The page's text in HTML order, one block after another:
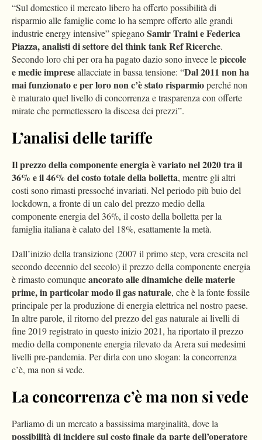
“Sul domestico il mercato libero ha offerto possibilità di
risparmio alle famiglie come lo ha sempre offerto alle grandi
industrie energy intensive” spieganoSamir Traini e Federica
Piazza, analisti di settore del think tank Ref Ricerche.
Secondo loro chi per ora ha pagato dazio sono invece lepiccole
e medie impreseallacciate in bassa tensione: “Dal 2011 non ha
mai funzionato e per loro non c’è stato risparmioperché non
è maturato quel livello di concorrenza e trasparenza con offerte
mirate che permettessero la discesa dei prezzi”.
L’analisi delle tariffe
Il prezzo della componente energia è variato nel 2020 tra il
36% e il 46% del costo totale della bolletta, mentre gli altri
costi sono rimasti pressoché invariati. Nel periodo più buio del
lockdown, a fronte di un calo del prezzo medio della
componente energia del 36%, il costo della bolletta per la
famiglia italiana è calato del 18%, esattamente la metà.
Dall’inizio della transizione (2007 il primo step, vera crescita nel
secondo decennio del secolo) il prezzo della componente energia
è rimasto comunqueancorato alle dinamiche delle materie
prime, in particolar modo il gas naturale, che è la fonte fossile
principale per la produzione di energia elettrica nel nostro paese.
In altre parole, il ritorno del prezzo del gas naturale ai livelli di
fine 2019 registrato in questo inizio 2021, ha riportato il prezzo
medio della componente energia rilevato da Arera sui medesimi
livelli pre-pandemia. Per dirla con uno slogan: la concorrenza
c’è, ma non si vede.
La concorrenza c’è ma non si vede
Parliamo di un mercato a bassissima marginalità, dove la
possibilità di incidere sul costo finale da parte dell’operatore